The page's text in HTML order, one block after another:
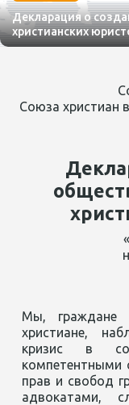
Декларация о
христианских
Союза христиан
Мы, граждане
христиане,
кризис в
компетентными
прав и свобод
адвокатами,